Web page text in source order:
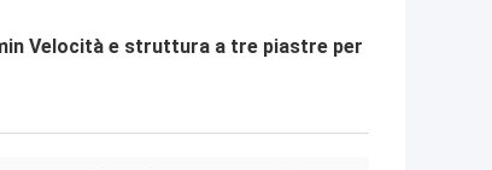
Velocità e struttura a tre piastre per